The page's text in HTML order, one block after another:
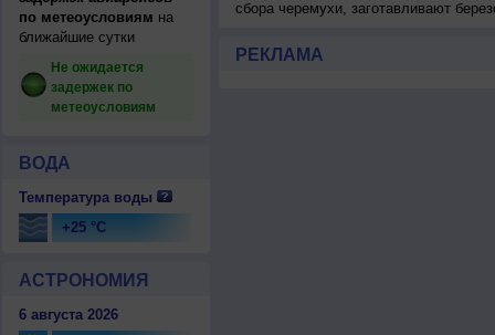
по метеоусловиям на
ближайшие сутки
Не ожидается
задержек по
метеоусловиям
ВОДА
Температура воды
+25 °C
АСТРОНОМИЯ
6 августа 2026
сбора черемухи, заготавливают
РЕКЛАМА